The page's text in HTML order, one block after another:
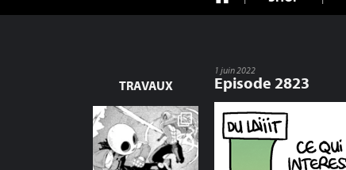
TRAVAUX
1 juin 2022
Episode 2823